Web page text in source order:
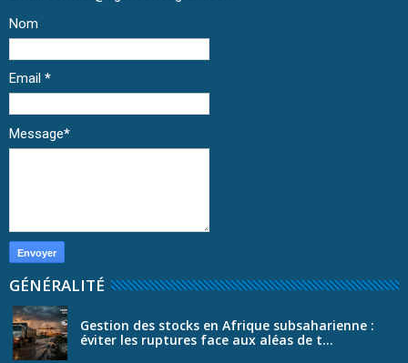
Nom
Email *
Message*
GÉNÉRALITÉ
Gestion des stocks en Afrique subsaharienne :
éviter les ruptures face aux aléas de t...